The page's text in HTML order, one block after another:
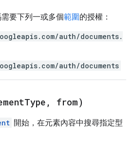
要下列一或多個範圍的授權：
auth/documents.
auth/documents
Type , from)
開始，在元素內容中搜尋指定型